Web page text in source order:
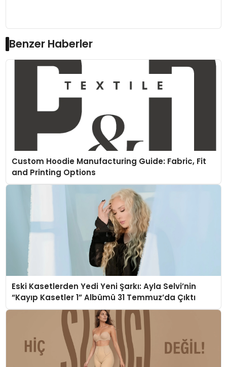
Benzer Haberler
Custom Hoodie Manufacturing Guide: Fabric, Fit
and Printing Options
Eski Kasetlerden Yedi Yeni Şarkı: Ayla Selvi’nin
“Kayıp Kasetler 1” Albümü 31 Temmuz’da Çıktı